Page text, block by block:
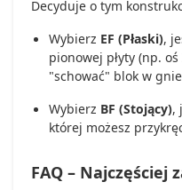
Decyduje o tym
Wybierz EF (Płaski),
pionowej płyty (np.
"schować" blok w
Wybierz BF (Stojący),
której możesz
FAQ – Najczęściej